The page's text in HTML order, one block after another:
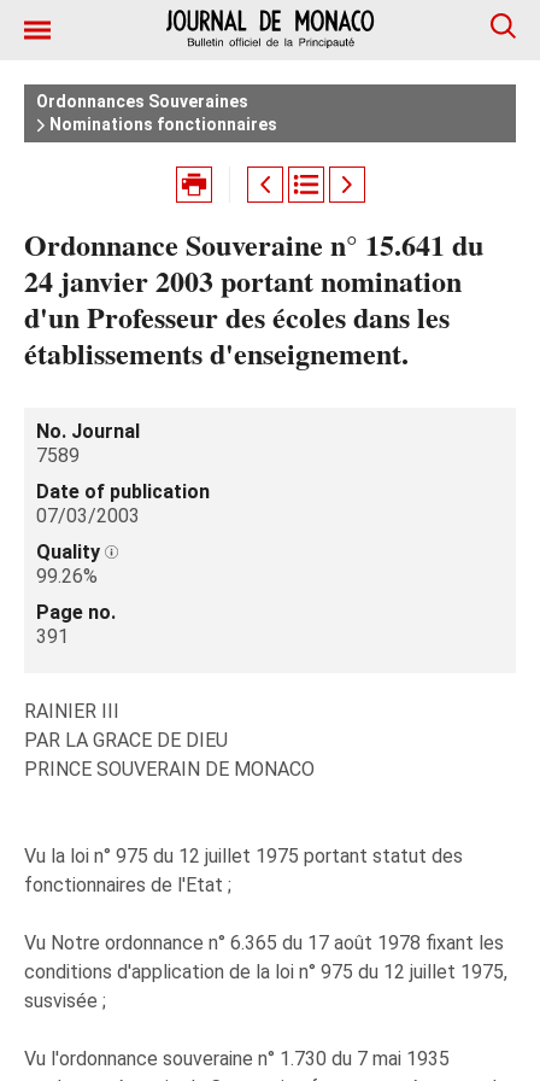
Ordonnances Souveraines
Nominations fonctionnaires
Ordonnance Souveraine n° 15.641 du
24 janvier 2003 portant nomination
d'un Professeur des écoles dans les
établissements d'enseignement.
No. Journal
7589
Date of publication
07/03/2003
Quality
99.26%
Page no.
391
RAINIER III
PAR LA GRACE DE DIEU
PRINCE SOUVERAIN DE MONACO
Vu la loi n° 975 du 12 juillet 1975 portant statut des
fonctionnaires de l'Etat ;
Vu Notre ordonnance n° 6.365 du 17 août 1978 fixant les
conditions d'application de la loi n° 975 du 12 juillet 1975,
susvisée ;
Vu l'ordonnance souveraine n° 1.730 du 7 mai 1935